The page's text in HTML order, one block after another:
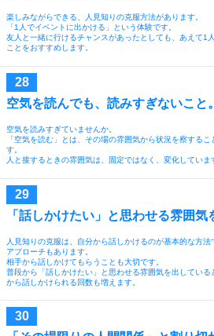
楽しみながらできる、人見知りの克服方法があります。
「1人でイベントに出かける」という体験です。
友人と一緒に行けるチャンスがあったとしても、あえて1
ことをおすすめします。
空気を読んでも、読みすぎないこと。
空気を読みすぎていませんか。
「空気を読む」とは、その場の雰囲気から状況を察するこ
す。
人と接するときの雰囲気は、固定ではなく、変化していま
「話しかけたい」と思わせる雰囲気
人見知りの克服は、自分から話しかけるのが基本的な方法
アプローチもあります。
相手から話しかけてもらうことも大切です。
普段から「話しかけたい」と思わせる雰囲気を出している
から話しかけられる回数も増えます。